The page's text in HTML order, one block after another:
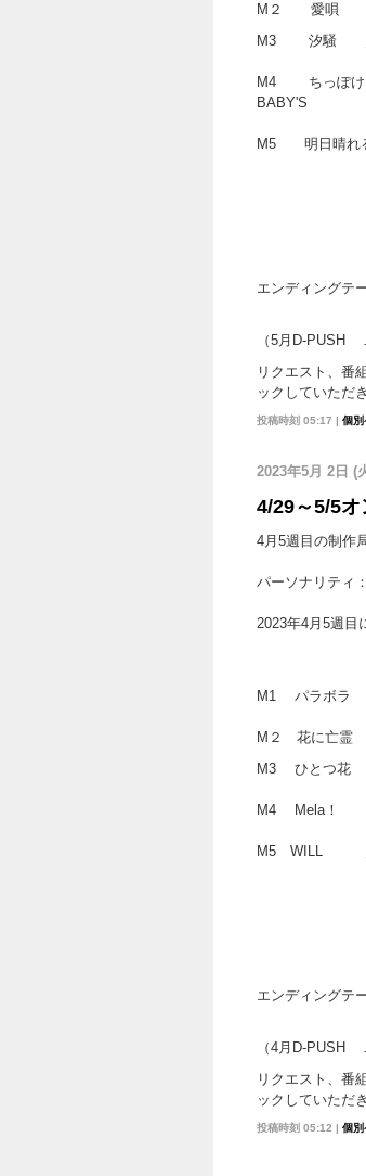
M２ 愛唄
M3 汐騒 ／
M4 ちっぽ
M5 明
エンディング
（5月D-PUSH
リクエスト、番
ックしていただ
投稿時刻 05:17 | 個別
2023年5月 2日 (
4/29～5/5オ
4月5週目の制作
パーソナリティ
2023年4月5週目
M1 パラ
M２ 花に亡
M3 ひとつ花
M4
M5
エンディング
（4月D-PUSH
リクエスト、番
ックしていただ
投稿時刻 05:12 | 個別